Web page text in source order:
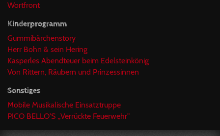
Wortfront
Kinderprogramm
Gummibärchenstory
Herr Bohn & sein Hering
Kasperles Abendteuer beim Edelsteinkönig
Von Rittern, Räubern und Prinzessinnen
Sonstiges
Mobile Musikalische Einsatztruppe
PICO BELLO'S ,,Verrückte Feuerwehr"